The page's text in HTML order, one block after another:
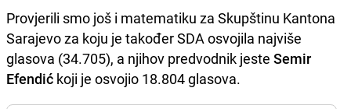
Provjerili smo još i matematiku za Skupštinu Kantona
Sarajevo za koju je također SDA osvojila najviše
glasova (34.705), a njihov predvodnik jeste Semir
Efendić koji je osvojio 18.804 glasova.